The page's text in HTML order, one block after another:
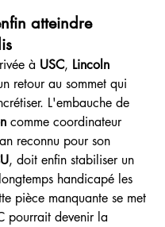
atteindre
à USC, Lincoln
retour au sommet qui
L'embauche de
comme coordinateur
reconnu pour son
, doit enfin stabiliser un
handicapé les
pièce manquante se met
pourrait devenir la